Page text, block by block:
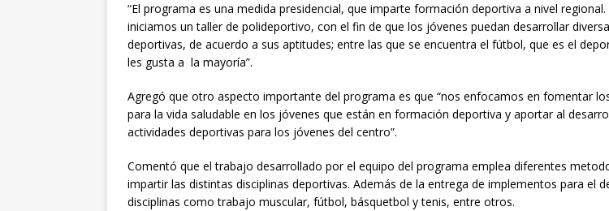
“El programa es una medida presidencial, que imparte formación deportiva a nivel regional.
iniciamos un taller de polideportivo, con el fin de que los jóvenes puedan desarrollar
deportivas, de acuerdo a sus aptitudes; entre las que se encuentra el fútbol, que es el
les gusta a la mayoría”.
Agregó que otro aspecto importante del programa es que “nos enfocamos en fomentar
para la vida saludable en los jóvenes que están en formación deportiva y aportar al
actividades deportivas para los jóvenes del centro”.
Comentó que el trabajo desarrollado por el equipo del programa emplea diferentes
impartir las distintas disciplinas deportivas. Además de la entrega de implementos para el
disciplinas como trabajo muscular, fútbol, básquetbol y tenis, entre otros.